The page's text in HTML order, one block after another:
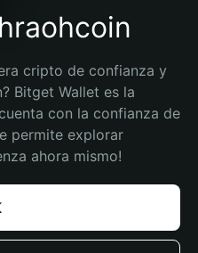
cripto de confianza y
Bitget Wallet es la
con la confianza de
permite explorar
ahora mismo!